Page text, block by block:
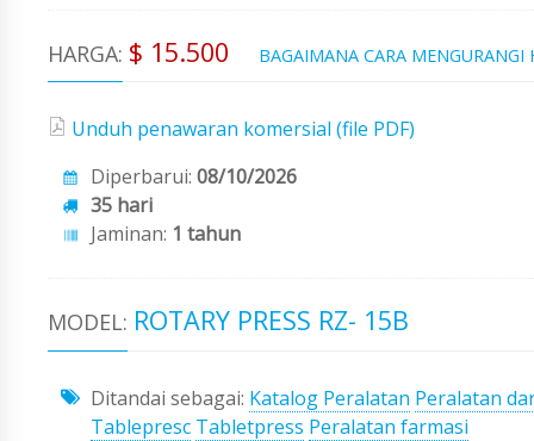
HARGA: $ 15.500 BAGAIMANA CARA MENGURANGI
Unduh penawaran komersial (file PDF)
Diperbarui: 08/10/2026
35 hari
Jaminan: 1 tahun
MODEL: ROTARY PRESS RZ- 15B
Ditandai sebagai: Katalog Peralatan Peralatan
Tablepresc Tabletpress Peralatan farmasi